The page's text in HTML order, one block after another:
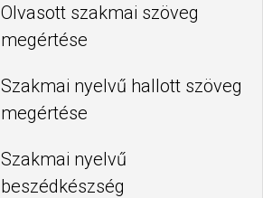
Olvasott szakmai szöveg
megértése
Szakmai nyelvű hallott szöveg
megértése
Szakmai nyelvű
beszédkészség